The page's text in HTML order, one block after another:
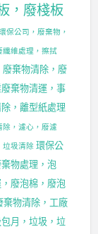
，廢棧板
保公司，廢棄物，
維處理，擦拭
棄物清除，廢
棄物清運，事
，離型紙處理
，濾心，廢濾
垃圾清除 環保公
物處理，泡
廢泡棉，廢泡
棄物清除，工廠
月，垃圾，垃